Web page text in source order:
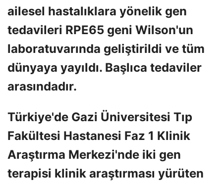
ailesel hastalıklara yönelik gen
tedavileri RPE65 geni Wilson'un
laboratuvarında geliştirildi ve tüm
dünyaya yayıldı. Başlıca tedaviler
arasındadır.
Türkiye'de Gazi Üniversitesi Tıp
Fakültesi Hastanesi Faz 1 Klinik
Araştırma Merkezi'nde iki gen
terapisi klinik araştırması yürüten